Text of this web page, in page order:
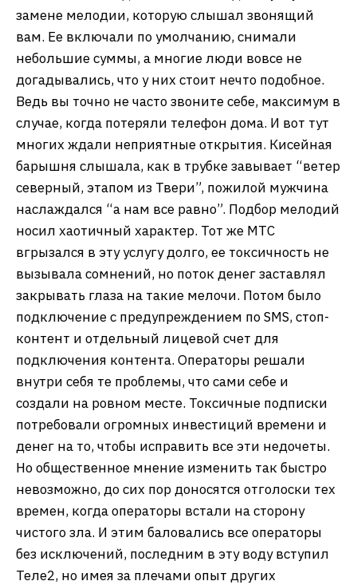
замене мелодии, которую слышал звонящий
вам. Ее включали по умолчанию, снимали
небольшие суммы, а многие люди вовсе не
догадывались, что у них стоит нечто подобное.
Ведь вы точно не часто звоните себе, максимум в
случае, когда потеряли телефон дома. И вот тут
многих ждали неприятные открытия. Кисейная
барышня слышала, как в трубке завывает “ветер
северный, этапом из Твери”, пожилой мужчина
наслаждался “а нам все равно”. Подбор мелодий
носил хаотичный характер. Тот же МТС
вгрызался в эту услугу долго, ее токсичность не
вызывала сомнений, но поток денег заставлял
закрывать глаза на такие мелочи. Потом было
подключение с предупреждением по SMS, стоп-
контент и отдельный лицевой счет для
подключения контента. Операторы решали
внутри себя те проблемы, что сами себе и
создали на ровном месте. Токсичные подписки
потребовали огромных инвестиций времени и
денег на то, чтобы исправить все эти недочеты.
Но общественное мнение изменить так быстро
невозможно, до сих пор доносятся отголоски тех
времен, когда операторы встали на сторону
чистого зла. И этим баловались все операторы
без исключений, последним в эту воду вступил
Теле2, но имея за плечами опыт других